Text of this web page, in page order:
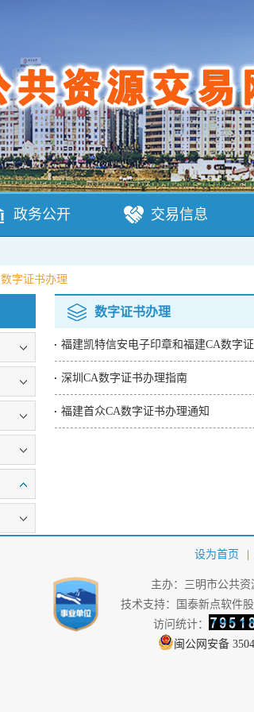
政务公开 交易信息
数字证书办理
数字证书办理
福建凯特信安电子印章和福建CA数字
深圳CA数字证书办理指南
福建首众CA数字证书办理通知
设为首页
主办：三明市公共
技术支持：国泰新点软件
访问统计：
闽公网安备